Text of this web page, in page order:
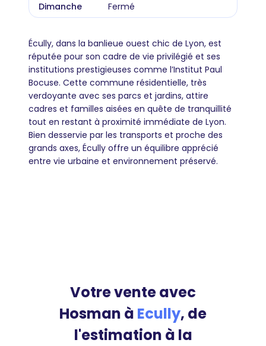
Dimanche
Fermé
Écully, dans la banlieue ouest chic de Lyon, est
réputée pour son cadre de vie privilégié et ses
institutions prestigieuses comme l’Institut Paul
Bocuse. Cette commune résidentielle, très
verdoyante avec ses parcs et jardins, attire
cadres et familles aisées en quête de tranquillité
tout en restant à proximité immédiate de Lyon.
Bien desservie par les transports et proche des
grands axes, Écully offre un équilibre apprécié
entre vie urbaine et environnement préservé.
Votre vente avec
Hosman à Ecully, de
l'estimation à la